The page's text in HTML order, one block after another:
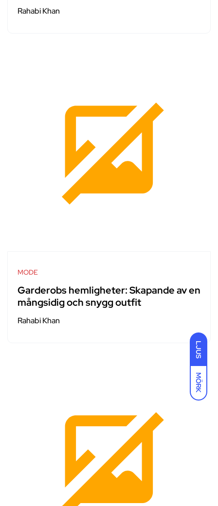
LJUS
MÖRK
Rahabi Khan
MODE
Garderobs hemligheter: Skapande av en
mångsidig och snygg outfit
Rahabi Khan